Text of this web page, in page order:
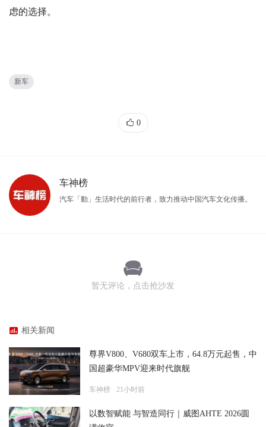
虑的选择。
新车
0
车神榜
汽车「動」生活时代的前行者，致力推动中国汽车文化传播。
暂无评论，点击抢沙发
相关新闻
尊界V800、V680双车上市，64.8万元起售，中
国超豪华MPV迎来时代旗舰
车神榜 21小时前
以数智赋能 与智造同行｜威图AHTE 2026圆